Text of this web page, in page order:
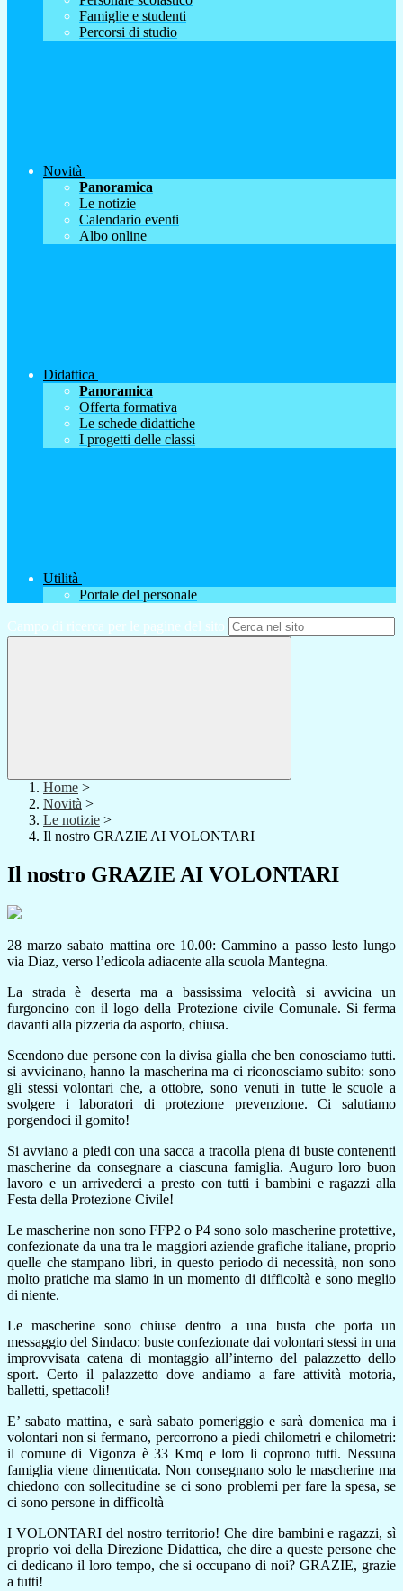
Famiglie e studenti
Percorsi di studio
Novità
Panoramica
Le notizie
Calendario eventi
Albo online
Didattica
Panoramica
Offerta formativa
Le schede didattiche
I progetti delle classi
Utilità
Portale del personale
Campo di ricerca per le pagine del sito
Home >
Novità >
Le notizie >
Il nostro GRAZIE AI VOLONTARI
Il nostro GRAZIE AI VOLONTARI
28 marzo sabato mattina ore 10.00: Cammino a passo lesto lungo
via Diaz, verso l’edicola adiacente alla scuola Mantegna.
La strada è deserta ma a bassissima velocità si avvicina un
furgoncino con il logo della Protezione civile Comunale. Si ferma
davanti alla pizzeria da asporto, chiusa.
Scendono due persone con la divisa gialla che ben conosciamo tutti.
si avvicinano, hanno la mascherina ma ci riconosciamo subito: sono
gli stessi volontari che, a ottobre, sono venuti in tutte le scuole a
svolgere i laboratori di protezione prevenzione. Ci salutiamo
porgendoci il gomito!
Si avviano a piedi con una sacca a tracolla piena di buste contenenti
mascherine da consegnare a ciascuna famiglia. Auguro loro buon
lavoro e un arrivederci a presto con tutti i bambini e ragazzi alla
Festa della Protezione Civile!
Le mascherine non sono FFP2 o P4 sono solo mascherine protettive,
confezionate da una tra le maggiori aziende grafiche italiane, proprio
quelle che stampano libri, in questo periodo di necessità, non sono
molto pratiche ma siamo in un momento di difficoltà e sono meglio
di niente.
Le mascherine sono chiuse dentro a una busta che porta un
messaggio del Sindaco: buste confezionate dai volontari stessi in una
improvvisata catena di montaggio all’interno del palazzetto dello
sport. Certo il palazzetto dove andiamo a fare attività motoria,
balletti, spettacoli!
E’ sabato mattina, e sarà sabato pomeriggio e sarà domenica ma i
volontari non si fermano, percorrono a piedi chilometri e chilometri:
il comune di Vigonza è 33 Kmq e loro li coprono tutti. Nessuna
famiglia viene dimenticata. Non consegnano solo le mascherine ma
chiedono con sollecitudine se ci sono problemi per fare la spesa, se
ci sono persone in difficoltà
I VOLONTARI del nostro territorio! Che dire bambini e ragazzi, sì
proprio voi della Direzione Didattica, che dire a queste persone che
ci dedicano il loro tempo, che si occupano di noi? GRAZIE, grazie
a tutti!